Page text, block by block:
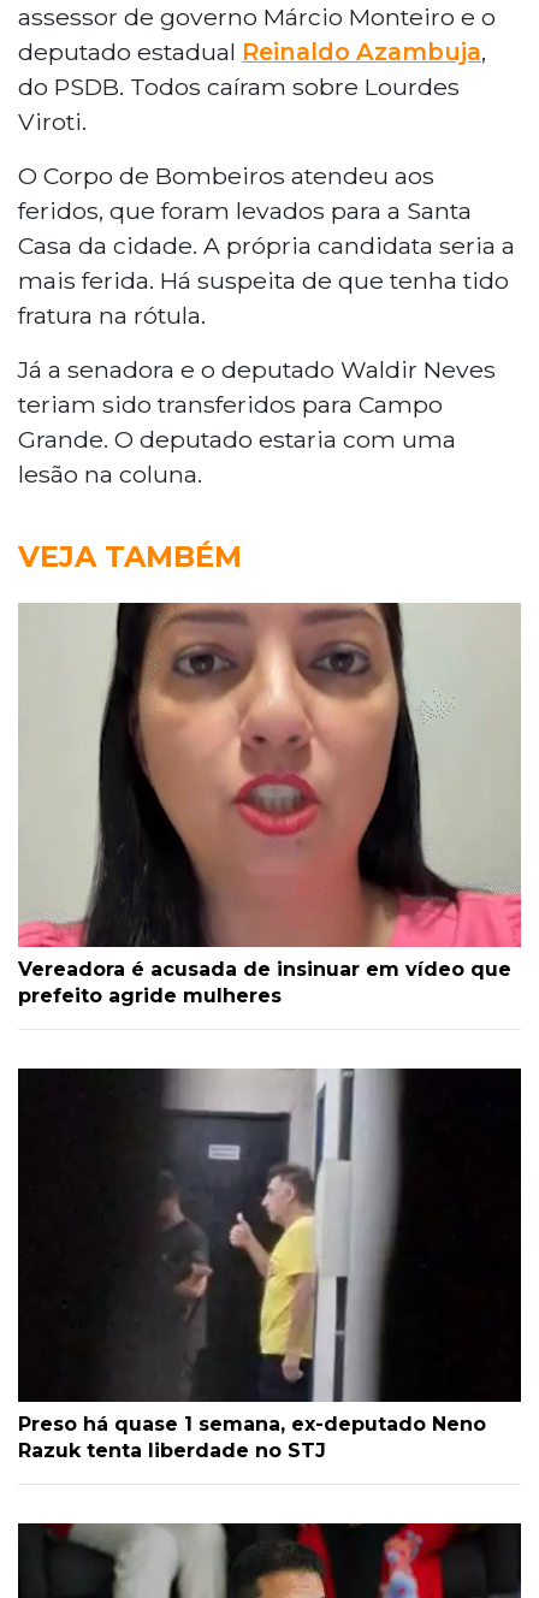
assessor de governo Márcio Monteiro e o
deputado estadual Reinaldo Azambuja,
do PSDB. Todos caíram sobre Lourdes
Viroti.
O Corpo de Bombeiros atendeu aos
feridos, que foram levados para a Santa
Casa da cidade. A própria candidata seria a
mais ferida. Há suspeita de que tenha tido
fratura na rótula.
Já a senadora e o deputado Waldir Neves
teriam sido transferidos para Campo
Grande. O deputado estaria com uma
lesão na coluna.
VEJA TAMBÉM
Vereadora é acusada de insinuar em vídeo que
prefeito agride mulheres
Preso há quase 1 semana, ex-deputado Neno
Razuk tenta liberdade no STJ